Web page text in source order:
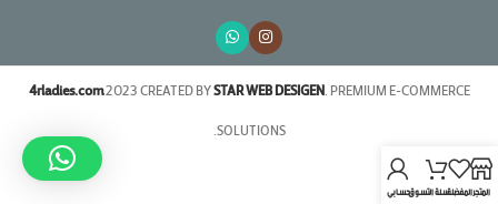
4rladies.com2023 CREATED BYSTAR WEB DESIGEN. PREMIUM E-COMMERCE
SOLUTIONS.
المتجرالمفضلةسلة التسوقحسابي